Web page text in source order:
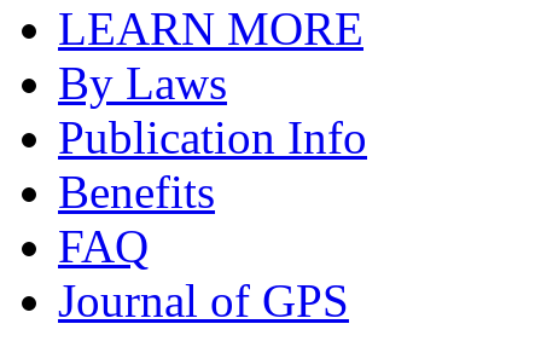
LEARN MORE
By Laws
Publication Info
Benefits
FAQ
Journal of GPS